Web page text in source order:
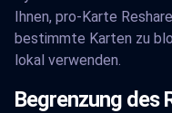
Ihnen, pro-Karte
bestimmte Karten zu
lokal verwenden.
Begrenzung des